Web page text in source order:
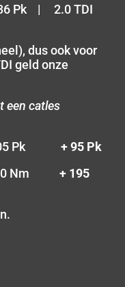
Pk | 2.0 TDI
dus ook voor
geld onze
een catles
205 Pk+ 95 Pk
Nm+ 195